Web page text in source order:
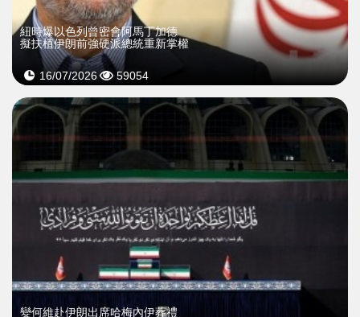
紐時爆以色列曾密會阿馬丁加德
擬扶植伊朗前強硬派總統重新掌權
16/07/2026 59054
變何維赴伊朗出席哈梅內伊葬禮